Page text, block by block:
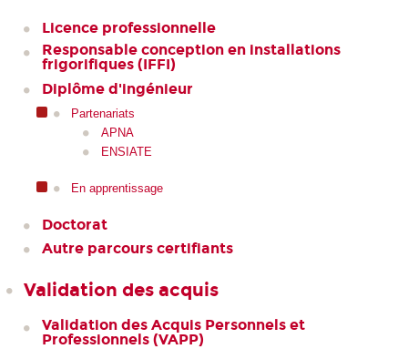
Licence professionnelle
Responsable conception en installations
frigorifiques (IFFI)
Diplôme d'ingénieur
Partenariats
APNA
ENSIATE
En apprentissage
Doctorat
Autre parcours certifiants
Validation des acquis
Validation des Acquis Personnels et
Professionnels (VAPP)